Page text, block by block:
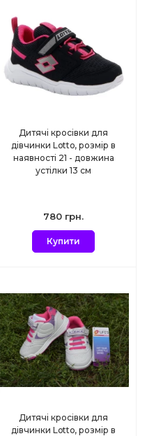
Дитячі кросівки для
дівчинки Lotto, розмір в
наявності 21 - довжина
устілки 13 см
780 грн.
Купити
Дитячі кросівки для
дівчинки Lotto, розмір в